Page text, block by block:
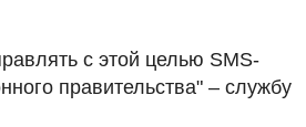
с этой целью SMS-
правительства" – службу